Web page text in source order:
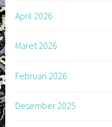
April 2026
Maret 2026
Februari 2026
Desember 2025